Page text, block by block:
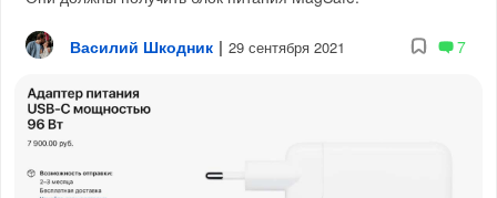
Василий Шкодник | 29 сентября 2021 7